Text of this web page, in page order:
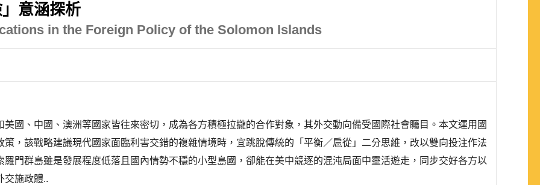
意涵探析
in the Foreign Policy of the Solomon Islands
國、中國、澳洲等國家皆往來密切，成為各方積極拉攏的合作對象，其外交動向備受國際社會矚目。本文運用國
，該戰略建議現代國家面臨利害交錯的複雜情境時，宜跳脫傳統的「平衡／扈從」二分思維，改以雙向投注作法
門群島雖是發展程度低落且國內情勢不穩的小型島國，卻能在美中競逐的混沌局面中靈活遊走，同步交好各方以
交施政體..